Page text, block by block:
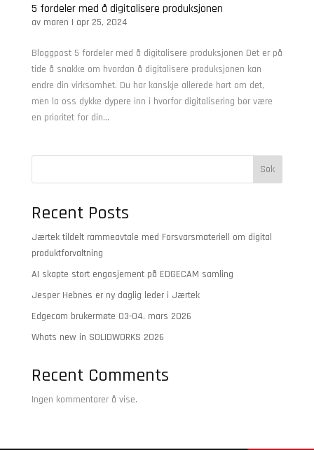
5 fordeler med å digitalisere produksjonen
av maren | apr 25, 2024
Bloggpost 5 fordeler med å digitalisere produksjonen Det er på
tide å snakke om hvordan å digitalisere produksjonen kan
endre din virksomhet. Du har kanskje allerede hørt om det,
men la oss dykke dypere inn i hvorfor digitalisering bør være
en prioritet for din...
Søk
Recent Posts
Jærtek tildelt rammeavtale med Forsvarsmateriell om digital
produktforvaltning
AI skapte stort engasjement på EDGECAM samling
Jesper Hebnes er ny daglig leder i Jærtek
Edgecam brukermøte 03-04. mars 2026
Whats new in SOLIDWORKS 2026
Recent Comments
Ingen kommentarer å vise.